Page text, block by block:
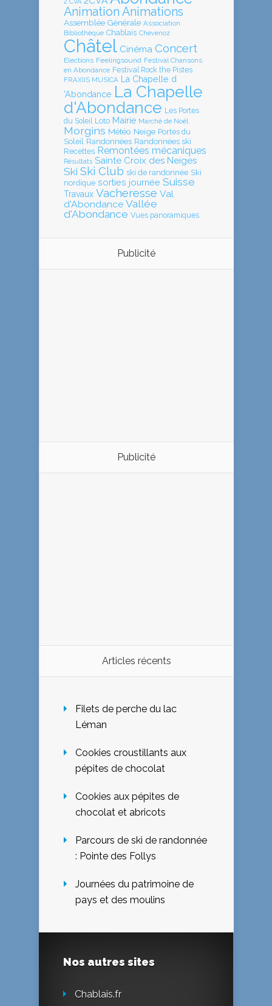
Animation Animations
Assemblée Générale Association
Bibliothèque Chablais Chevenoz
Châtel Cinéma Concert
Elections Feelingsound Festival Chansons
en Abondance Festival Rock the Pistes
FRAXIIS MUSICA
La Chapelle d
'Abondance La Chapelle
d'Abondance Les Portes
du Soleil Loto Mairie Marché de Noël
Morgins Météo Neige Portes du
Soleil Randonnées Randonnées ski
Recettes Remontées mécaniques
Résultats Sainte Croix des Neiges
Ski Ski Club ski de randonnée Ski
nordique sorties journée Suisse
Travaux Vacheresse Val
d'Abondance Vallée
d'Abondance Vues panoramiques
Publicité
Publicité
Articles récents
Filets de perche du lac
Léman
Cookies croustillants aux
pépites de chocolat
Cookies aux pépites de
chocolat et abricots
Parcours de ski de randonnée
: Pointe des Follys
Journées du patrimoine de
pays et des moulins
Nos autres sites
Chablais.fr